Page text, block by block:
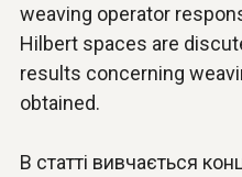
weaving operator
Hilbert spaces are
results concerning
obtained.
В статті вивчається